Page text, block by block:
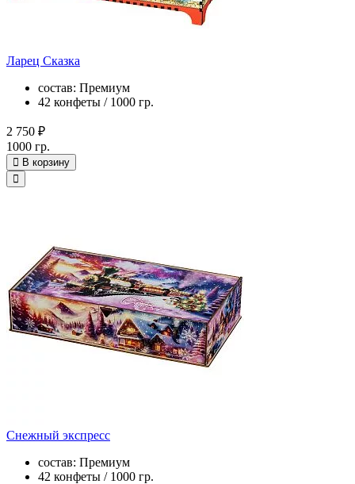
Ларец Сказка
состав: Премиум
42 конфеты / 1000 гр.
2 750 ₽
1000 гр.
В корзину
Снежный экспресс
состав: Премиум
42 конфеты / 1000 гр.